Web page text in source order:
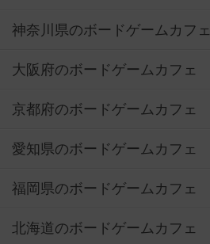
神奈川県のボードゲームカフェ
大阪府のボードゲームカフェ
京都府のボードゲームカフェ
愛知県のボードゲームカフェ
福岡県のボードゲームカフェ
北海道のボードゲームカフェ